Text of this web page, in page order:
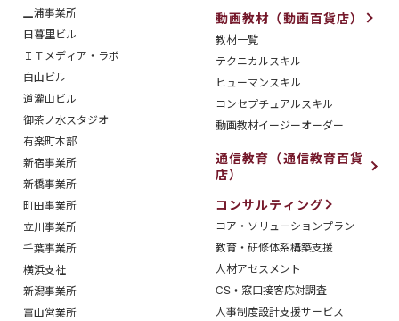
土浦事業所
日暮里ビル
ＩＴメディア・ラボ
白山ビル
道灌山ビル
御茶ノ水スタジオ
有楽町本部
新宿事業所
新橋事業所
町田事業所
立川事業所
千葉事業所
横浜支社
新潟事業所
富山営業所
動画教材（動画百貨店）
教材一覧
テクニカルスキル
ヒューマンスキル
コンセプチュアルスキル
動画教材イージーオーダー
通信教育（通信教育百貨
店）
コンサルティング
コア・ソリューションプラン
教育・研修体系構築支援
人材アセスメント
CS・窓口接客応対調査
人事制度設計支援サービス